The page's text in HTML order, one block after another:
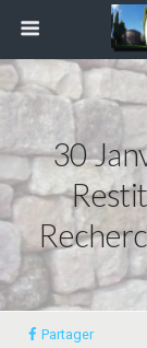
30
Partager